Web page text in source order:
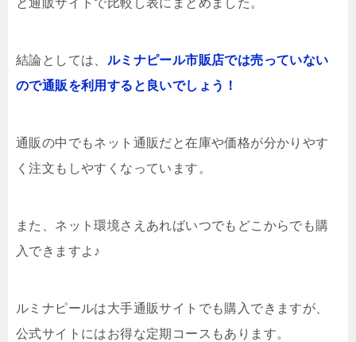
と通販サイトで比較し表にまとめました。
結論としては、 ルミナピール市販店では売っていない
ので通販を利用すると良いでしょう！
通販の中でもネット通販だと在庫や価格が分かりやす
く注文もしやすくなっています。
また、ネット環境さえあればいつでもどこからでも購
入できますよ♪
ルミナピールは大手通販サイトでも購入できますが、
公式サイトにはお得な定期コースもあります。